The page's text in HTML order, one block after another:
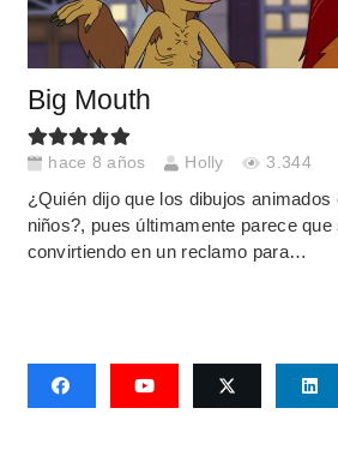
Big Mouth
hace 8 años Holly 3.344
¿Quién dijo que los dibujos
niños?, pues últimamente parece que
convirtiendo en un reclamo para…